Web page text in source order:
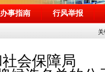
办事指南 行风举报